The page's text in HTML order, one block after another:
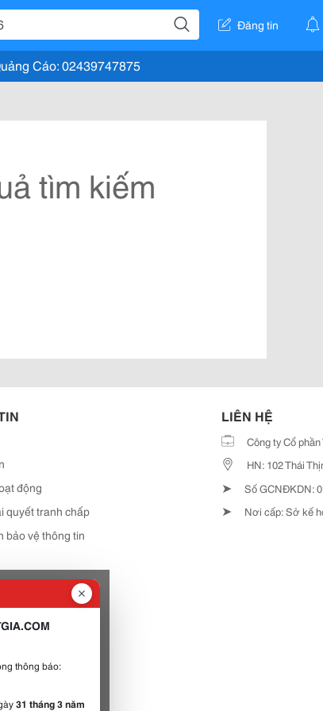
Đăng tin
Cáo: 02439747875
tìm kiếm
động
quyết tranh chấp
bảo vệ thông tin
LIÊN HỆ
Công ty Cổ
HN: 102 Thái
➤ Số GCNĐKDN:
➤ Nơi cấp: Sở kế
thông báo:
31 tháng 3 năm